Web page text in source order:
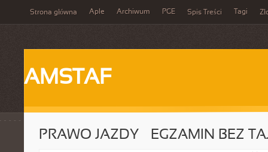
Strona główna Aple Archiwum PGE Spis Treści Tagi
AMSTAF
PRAWO JAZDY – EGZAMIN BEZ